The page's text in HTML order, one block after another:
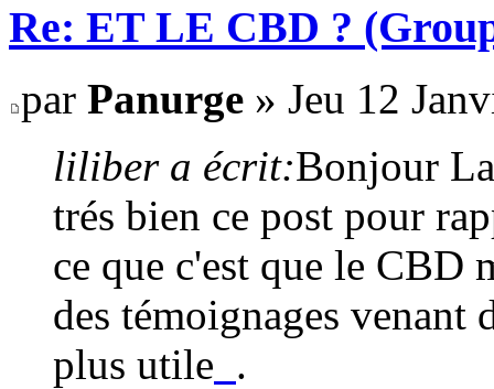
Re: ET LE CBD ?
par Panurge » Jeu 12
liliber a écrit:Bonjour
trés bien ce post pour
ce que c'est que le CBD
des témoignages venant
plus utile .